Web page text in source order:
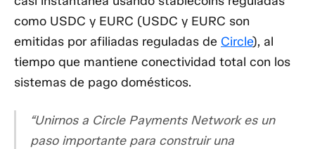
como USDC y EURC (USDC y EURC son
emitidas por afiliadas reguladas de Circle), al
tiempo que mantiene conectividad total con los
sistemas de pago domésticos.
“Unirnos a Circle Payments Network es un
paso importante para construir una